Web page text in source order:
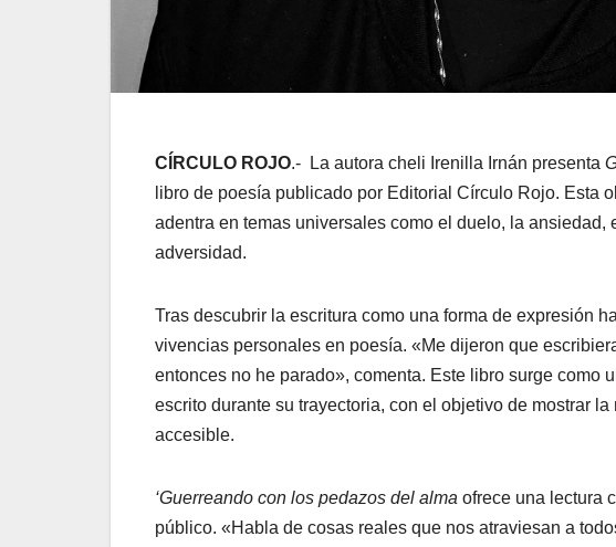
CÍRCULO ROJO.- La autora cheli Irenilla Irnán presenta
libro de poesía publicado por Editorial Círculo Rojo. Esta
adentra en temas universales como el duelo, la ansiedad,
adversidad.
Tras descubrir la escritura como una forma de expresión
vivencias personales en poesía. «Me dijeron que
entonces no he parado», comenta. Este libro surge como
escrito durante su trayectoria, con el objetivo de mostrar
accesible.
‘Guerreando con los pedazos del alma ofrece una lectura
público. «Habla de cosas reales que nos atraviesan a